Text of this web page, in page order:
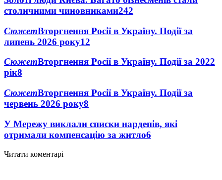
столичними чиновниками242
СюжетВторгнення Росії в Україну. Події за
липень 2026 року12
СюжетВторгнення Росії в Україну. Події за 2022
рік8
СюжетВторгнення Росії в Україну. Події за
червень 2026 року8
У Мережу виклали списки нардепів, які
отримали компенсацію за житло6
Читати коментарі